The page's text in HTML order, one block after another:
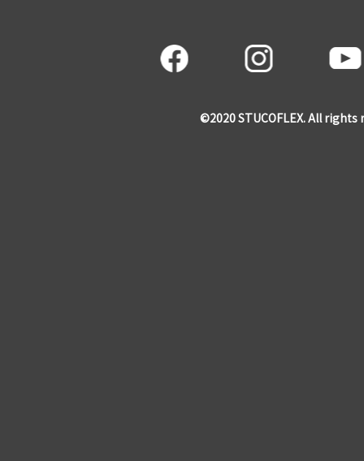
©2020 STUCOFLEX. All rights